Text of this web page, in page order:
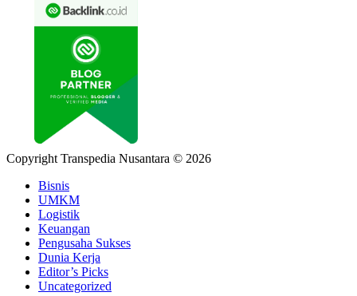
Copyright Transpedia Nusantara © 2026
Bisnis
UMKM
Logistik
Keuangan
Pengusaha Sukses
Dunia Kerja
Editor’s Picks
Uncategorized